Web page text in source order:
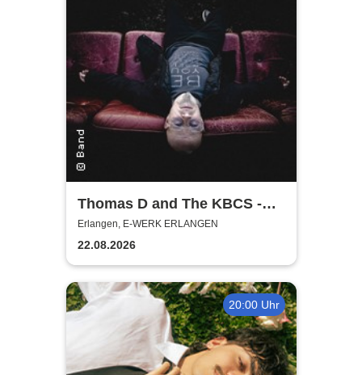
Thomas D and The KBCS -
Neocortex Tour 2026
Erlangen, E-WERK ERLANGEN
22.08.2026
20:00 Uhr